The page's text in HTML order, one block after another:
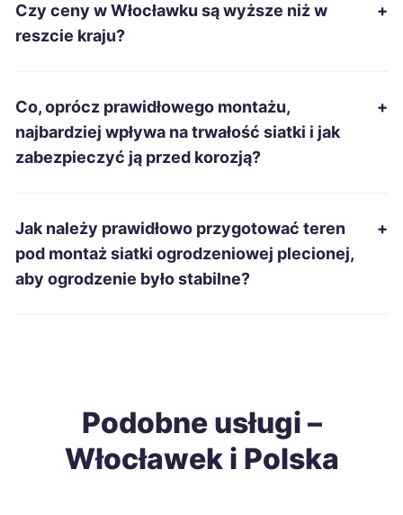
Tczew
Siemianowice Śląskie 57 zł
Inowrocław TWÓJ REGION 57 zł
Jarosław
Stargard
Czy ceny w Włocławku są wyższe niż w
reszcie kraju?
+
Co, oprócz prawidłowego montażu,
najbardziej wpływa na trwałość siatki i jak
zabezpieczyć ją przed korozją?
+
Jak należy prawidłowo przygotować teren
pod montaż siatki ogrodzeniowej plecionej,
aby ogrodzenie było stabilne?
+
Podobne usługi –
Włocławek i Polska